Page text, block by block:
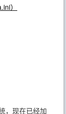
）
，现在已经加